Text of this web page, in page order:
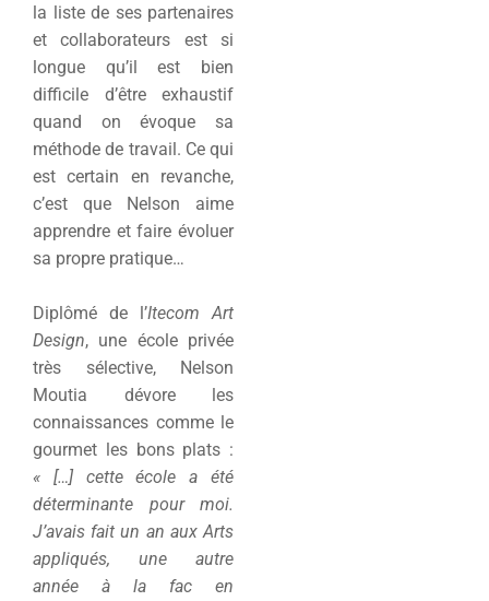
la liste de ses partenaires
et collaborateurs est si
longue qu’il est bien
difficile d’être exhaustif
quand on évoque sa
méthode de travail. Ce qui
est certain en revanche,
c’est que Nelson aime
apprendre et faire évoluer
sa propre pratique…
Diplômé de l’Itecom Art
Design, une école privée
très sélective, Nelson
Moutia dévore les
connaissances comme le
gourmet les bons plats :
« […] cette école a été
déterminante pour moi.
J’avais fait un an aux Arts
appliqués, une autre
année à la fac en